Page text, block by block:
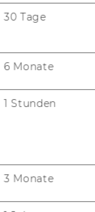
BY:
30 Tage
6 Monate
1 Stunden
3 Monate